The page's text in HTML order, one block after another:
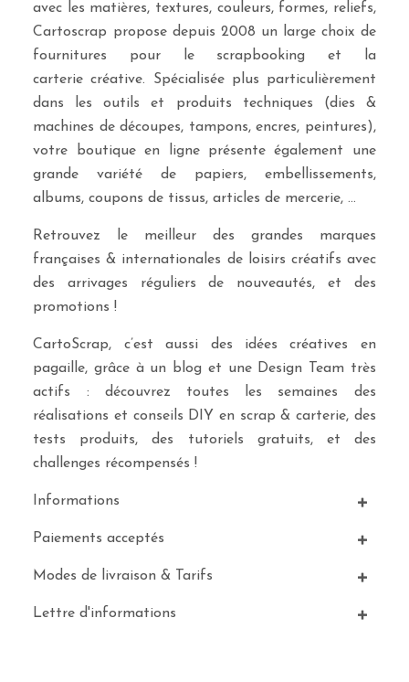
avec les matières, textures, couleurs, formes, reliefs,
Cartoscrap propose depuis 2008 un large choix de
fournitures pour le scrapbooking et la
carterie créative. Spécialisée plus particulièrement
dans les outils et produits techniques (dies &
machines de découpes, tampons, encres, peintures),
votre boutique en ligne présente également une
grande variété de papiers, embellissements,
albums, coupons de tissus, articles de mercerie, …
Retrouvez le meilleur des grandes marques
françaises & internationales de loisirs créatifs avec
des arrivages réguliers de nouveautés, et des
promotions !
CartoScrap, c’est aussi des idées créatives en
pagaille, grâce à un blog et une Design Team très
actifs : découvrez toutes les semaines des
réalisations et conseils DIY en scrap & carterie, des
tests produits, des tutoriels gratuits, et des
challenges récompensés !
Informations
Paiements acceptés
Modes de livraison & Tarifs
Lettre d'informations